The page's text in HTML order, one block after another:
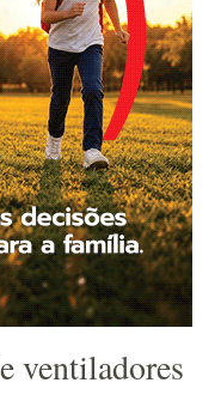
ventiladores